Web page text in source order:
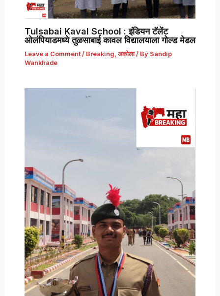
Tulsabai Kaval School : इंडियन टॅलेंट
ओलंपियाडमध्ये तुळसाबाई कावल विद्यालयाला गोल्ड मेडल
Leave a Comment / Breaking, अकोला/ By Sandip
Wankhade